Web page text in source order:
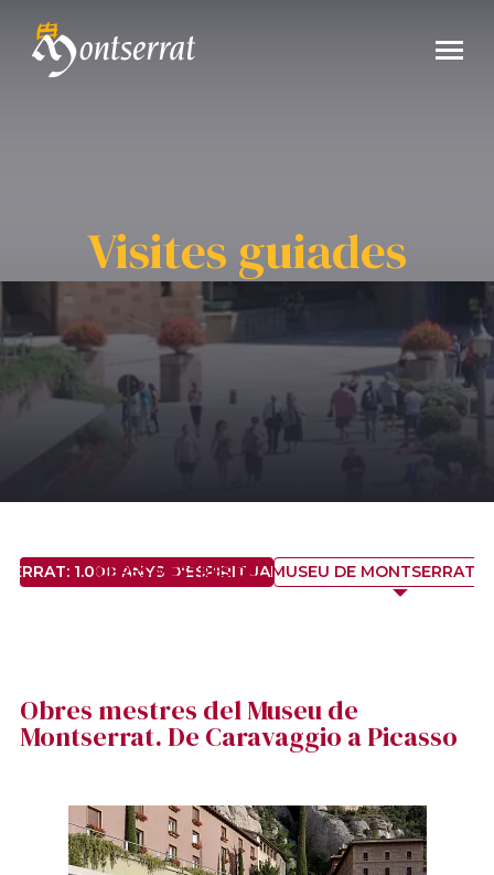
Visites guiades
1.000 ANYS D'ESPIRITUALITAT, HISTÒRIA I ART
OBRES MESTRES DEL MUSEU DE MONTSERRAT.
Obres mestres del Museu de
Montserrat. De Caravaggio a Picasso